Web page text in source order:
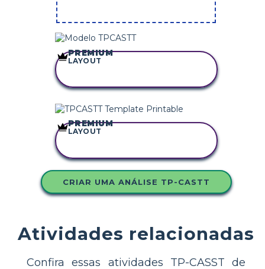
PREMIUM
LAYOUT
PREMIUM
LAYOUT
CRIAR UMA ANÁLISE TP-CASTT
Atividades relacionadas
Confira essas atividades TP-CASST de